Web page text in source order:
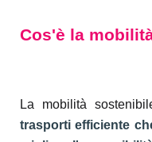
Cos'è la
La mobilità
trasporti efficiente